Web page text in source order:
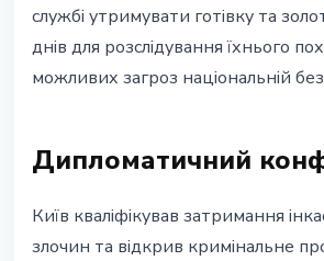
службі утримувати готівку та
днів для розслідування їхнього
можливих загроз національній
Дипломатичний
Київ кваліфікував затримання
злочин та відкрив кримінальне